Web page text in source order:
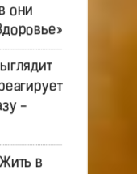
они
-
в